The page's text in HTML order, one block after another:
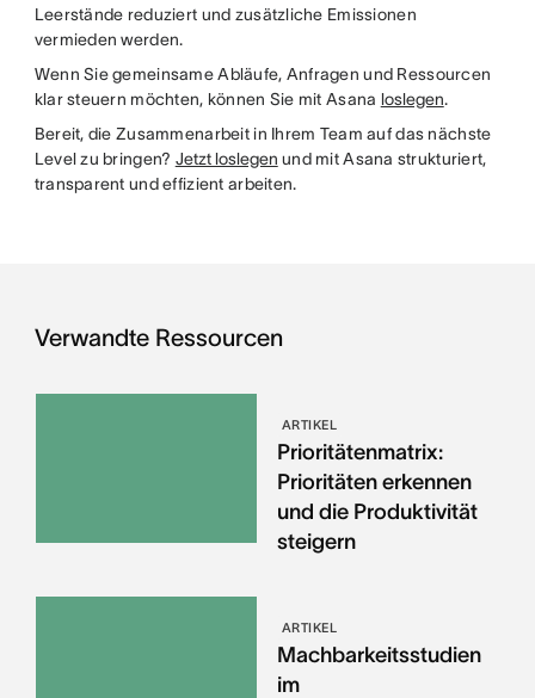
Leerstände reduziert und zusätzliche Emissionen
vermieden werden.
Wenn Sie gemeinsame Abläufe, Anfragen und Ressourcen
klar steuern möchten, können Sie mit Asana loslegen.
Bereit, die Zusammenarbeit in Ihrem Team auf das nächste
Level zu bringen? Jetzt loslegen und mit Asana strukturiert,
transparent und effizient arbeiten.
Verwandte Ressourcen
ARTIKEL
Prioritätenmatrix:
Prioritäten erkennen
und die Produktivität
steigern
ARTIKEL
Machbarkeitsstudien
im